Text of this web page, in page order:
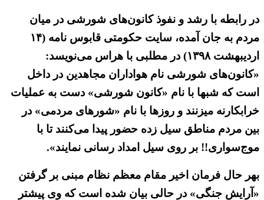
در رابطه با رشد و نفوذ کانون‌های شورشی در میان
مردم به جان آمده، سایت حکومتی قابوس نامه (۱۴
اردیبهشت ۱۳۹۸) در مطلبی با هراس می‌نویسد:
«کانون‌های شورشی نام هواداران مجاهدین در داخل
است که شبها با نام «کانون شورشی» دست به عملیات
خرابکارنه میزنند و روزها با نام «شورهای مردمی» در
بین مردم مناطق سیل زده حضور پیدا می‌کنند تا با
موج‌سواری!! بر روی سیل امداد رسانی نمایند».
بهر حال فرمان اخیر مقام معظم نظام مبنی بر گرفتن
«آرایش جنگی» در حالی بیان شده است که وی پیشتر